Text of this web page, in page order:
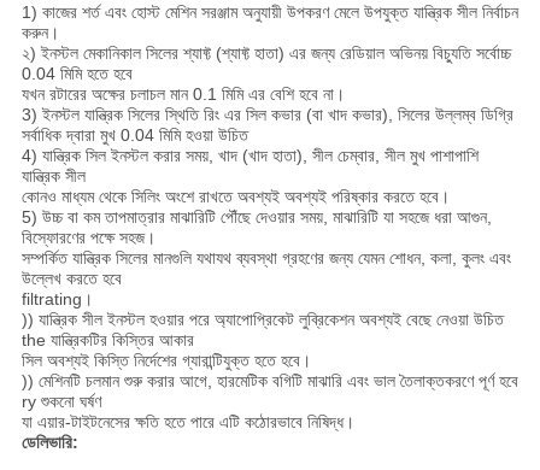
1) কাজের শর্ত এবং হোস্ট মেশিন সরঞ্জাম অনুযায়ী উপকরণ মেলে উপযুক্ত যান্ত্রিক সীল নির্বাচন
করুন।
২) ইনস্টল মেকানিকাল সিলের শ্যাফ্ট (শ্যাফ্ট হাতা) এর জন্য রেডিয়াল অভিনয় বিচ্যুতি সর্বোচ্চ
0.04 মিমি হতে হবে
যখন রটারের অক্ষের চলাচল মান 0.1 মিমি এর বেশি হবে না।
3) ইনস্টল যান্ত্রিক সিলের স্থিতি রিং এর সিল কভার (বা খাদ কভার), সিলের উল্লম্ব ডিগ্রি
সর্বাধিক দ্বারা মুখ 0.04 মিমি হওয়া উচিত
4) যান্ত্রিক সিল ইনস্টল করার সময়, খাদ (খাদ হাতা), সীল চেম্বার, সীল মুখ পাশাপাশি
যান্ত্রিক সীল
কোনও মাধ্যম থেকে সিলিং অংশে রাখতে অবশ্যই অবশ্যই পরিষ্কার করতে হবে।
5) উচ্চ বা কম তাপমাত্রার মাঝারিটি পৌঁছে দেওয়ার সময়, মাঝারিটি যা সহজে ধরা আগুন,
বিস্ফোরণের পক্ষে সহজ।
সম্পর্কিত যান্ত্রিক সিলের মানগুলি যথাযথ ব্যবস্থা গ্রহণের জন্য যেমন শোধন, কলা, কুলং এবং
উল্লেখ করতে হবে
filtrating।
)) যান্ত্রিক সীল ইনস্টল হওয়ার পরে অ্যাপোপ্রিকেট লুব্রিকেশন অবশ্যই বেছে নেওয়া উচিত
the যান্ত্রিকটির কিস্তির আকার
সিল অবশ্যই কিস্তি নির্দেশের গ্যারান্টিযুক্ত হতে হবে।
)) মেশিনটি চলমান শুরু করার আগে, হারমেটিক বগিটি মাঝারি এবং ভাল তৈলাক্তকরণে পূর্ণ হবে
ry শুকনো ঘর্ষণ
যা এয়ার-টাইটনেসের ক্ষতি হতে পারে এটি কঠোরভাবে নিষিদ্ধ।
ডেলিভারি: